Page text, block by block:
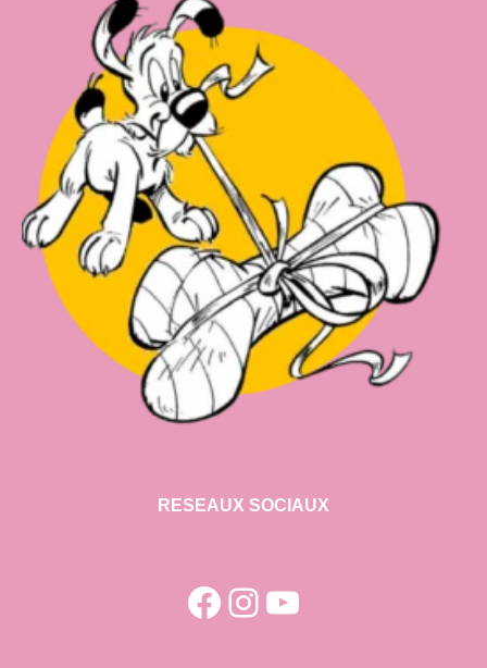
RESEAUX SOCIAUX
Facebook
Instagram
YouTube